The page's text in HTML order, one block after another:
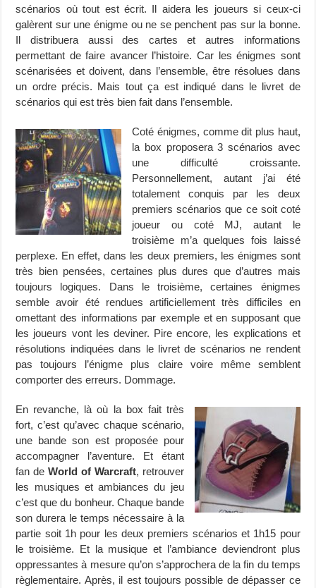
scénarios où tout est écrit. Il aidera les joueurs si ceux-ci
galèrent sur une énigme ou ne se penchent pas sur la bonne.
Il distribuera aussi des cartes et autres informations
permettant de faire avancer l’histoire. Car les énigmes sont
scénarisées et doivent, dans l’ensemble, être résolues dans
un ordre précis. Mais tout ça est indiqué dans le livret de
scénarios qui est très bien fait dans l’ensemble.
Coté énigmes, comme dit plus haut,
la box proposera 3 scénarios avec
une difficulté croissante.
Personnellement, autant j’ai été
totalement conquis par les deux
premiers scénarios que ce soit coté
joueur ou coté MJ, autant le
troisième m’a quelques fois laissé
perplexe. En effet, dans les deux premiers, les énigmes sont
très bien pensées, certaines plus dures que d’autres mais
toujours logiques. Dans le troisième, certaines énigmes
semble avoir été rendues artificiellement très difficiles en
omettant des informations par exemple et en supposant que
les joueurs vont les deviner. Pire encore, les explications et
résolutions indiquées dans le livret de scénarios ne rendent
pas toujours l’énigme plus claire voire même semblent
comporter des erreurs. Dommage.
En revanche, là où la box fait très
fort, c’est qu’avec chaque scénario,
une bande son est proposée pour
accompagner l’aventure. Et étant
fan deWorld of Warcraft, retrouver
les musiques et ambiances du jeu
c’est que du bonheur. Chaque bande
son durera le temps nécessaire à la
partie soit 1h pour les deux premiers scénarios et 1h15 pour
le troisième. Et la musique et l’ambiance deviendront plus
oppressantes à mesure qu’on s’approchera de la fin du temps
règlementaire. Après, il est toujours possible de dépasser ce